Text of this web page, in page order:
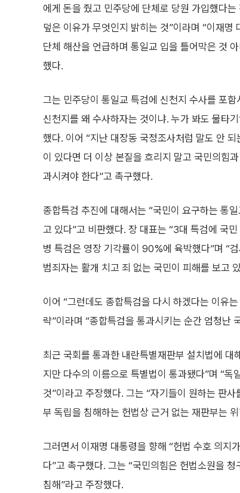
에게 돈을 줬고 민주당에 단체로 당원 가입했다
덮은 이유가 무엇인지 밝히는 것”이라며 “이재명
단체 해산을 언급하며 통일교 입을 틀어막은 것
했다.
그는 민주당이 통일교 특검에 신천지 수사를 포함
신천지를 왜 수사하자는 것이냐. 누가 봐도 물타
했다. 이어 “지난 대장동 국정조사처럼 말도 안
이 있다면 더 이상 본질을 흐리지 말고 국민의힘
과시켜야 한다”고 촉구했다.
종합특검 추진에 대해서는 “국민이 요구하는 통
고 있다”고 비판했다. 장 대표는 “3대 특검에 국
병 특검은 영장 기각률이 90%에 육박했다”며 “
범죄자는 활개 치고 죄 없는 국민이 피해를 보고
이어 “그런데도 종합특검을 다시 하겠다는 이유
략”이라며 “종합특검을 통과시키는 순간 엄청난
최근 국회를 통과한 내란특별재판부 설치법에
지만 다수의 이름으로 특별법이 통과됐다”며 “
것”이라고 주장했다. 그는 “자기들이 원하는 판
부 독립을 침해하는 헌법상 근거 없는 재판부는
그러면서 이재명 대통령을 향해 “헌법 수호 의지
다”고 촉구했다. 그는 “국민의힘은 헌법소원을
침해”라고 주장했다.